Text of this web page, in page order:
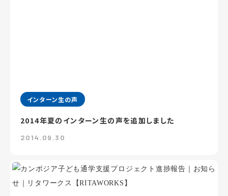
インターン生の声
2014年夏のインターン生の声を追加しました
2014.09.30